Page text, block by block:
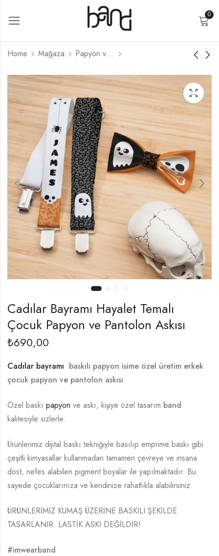
0
Home Mağaza Papyon ve Askı Seti
Cadılar Bayramı
Temalı Çocuk Papyon
ve Pantolon Askısı
690,00
Cadılar Bayramı
Hayalet Temalı Çocuk
Papyon
₺350,00
Cadılar Bayramı Hayalet Temalı
Çocuk Papyon ve Pantolon Askısı
₺690,00
Cadılar bayramı baskılı papyon isime özel üretim erkek
çocuk papyon ve pantolon askısı
Özel baskı papyon ve askı, kişiye özel tasarım band
kalitesiyle sizlerle.
Ürünlerimiz dijital baskı tekniğiyle basılıp emprime baskı gibi
çeşitli kimyasallar kullanmadan tamamen çevreye ve insana
dost, nefes alabilen pigment boyalar ile yapılmaktadır. Bu
sayede çocuklarınıza ve kendinize rahatlıkla alabilirsiniz.
ÜRÜNLERİMİZ KUMAŞ ÜZERİNE BASKILI ŞEKİLDE
TASARLANIR. LASTİK ASKI DEĞİLDİR!
#imwearband